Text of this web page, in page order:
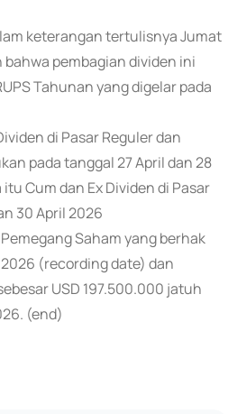
keterangan tertulisnya Jumat
bahwa pembagian dividen ini
Tahunan yang digelar pada
di Pasar Reguler dan
pada tanggal 27 April dan 28
Cum dan Ex Dividen di Pasar
30 April 2026
Saham yang berhak
(recording date) dan
USD 197.500.000 jatuh
(end)